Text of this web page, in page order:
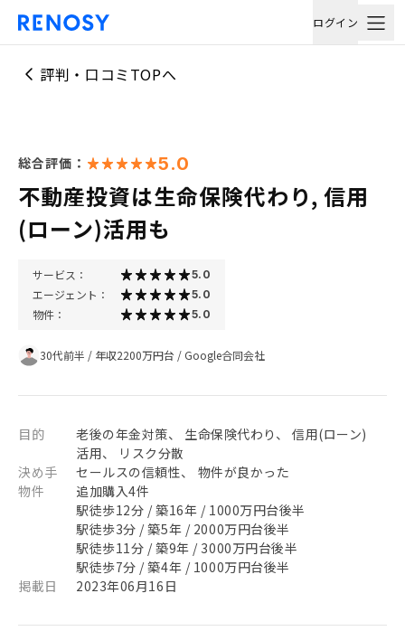
ログイン
評判・口コミTOPへ
総合評価： 5.0
不動産投資は生命保険代わり, 信用
(ローン)活用も
サービス： 5.0
エージェント： 5.0
物件： 5.0
30代前半 / 年収2200万円台 / Google合同会社
目的
老後の年金対策、 生命保険代わり、 信用(ローン)
活用、 リスク分散
決め手
セールスの信頼性、 物件が良かった
物件
追加購入4件
駅徒歩12分 / 築16年 / 1000万円台後半
駅徒歩3分 / 築5年 / 2000万円台後半
駅徒歩11分 / 築9年 / 3000万円台後半
駅徒歩7分 / 築4年 / 1000万円台後半
掲載日
2023年06月16日